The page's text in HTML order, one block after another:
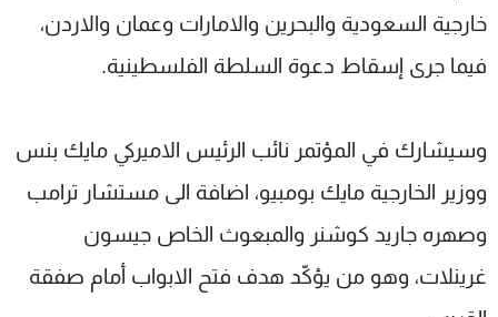
خارجية السعودية والبحرين والامارات وعمان والاردن،
فيما جرى إسقاط دعوة السلطة الفلسطينية.
وسيشارك في المؤتمر نائب الرئيس الاميركي مايك بنس
ووزير الخارجية مايك بومبيو، اضافة الى مستشار ترامب
وصهره جاريد كوشنر والمبعوث الخاص جيسون
غرينلات، وهو من يؤكّد هدف فتح الابواب أمام صفقة